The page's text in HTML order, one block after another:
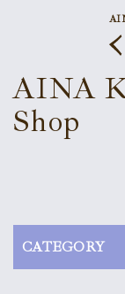
Schedule
Profile
Goods
AINA
Shop
CATEGORY